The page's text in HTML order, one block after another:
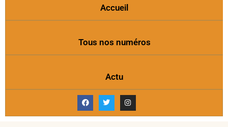
Accueil
Tous nos numéros
Actu